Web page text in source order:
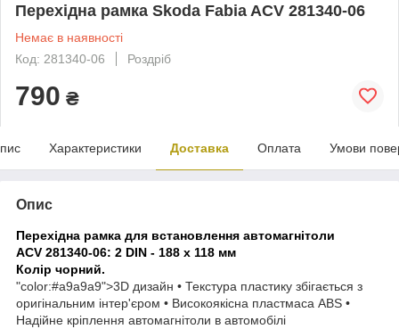
Перехідна рамка Skoda Fabia ACV 281340-06
Немає в наявності
Код: 281340-06
Роздріб
790 ₴
Характеристики Доставка Оплата Умови
Опис
Перехідна рамка для встановлення автомагнітоли
ACV 281340-06: 2 DIN - 188 x 118 мм
Колір чорний.
"color:#a9a9a9">3D дизайн • Текстура пластику збігається з
оригінальним інтер'єром • Високоякісна пластмаса ABS •
Надійне кріплення автомагнітоли в автомобілі